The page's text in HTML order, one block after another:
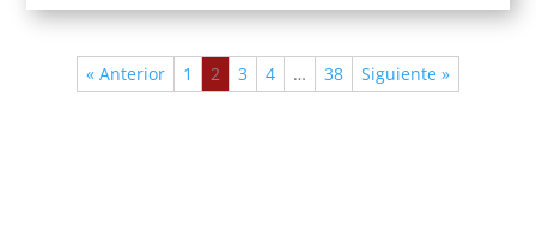
« Anterior 1 2 3 4 … 38 Siguiente »